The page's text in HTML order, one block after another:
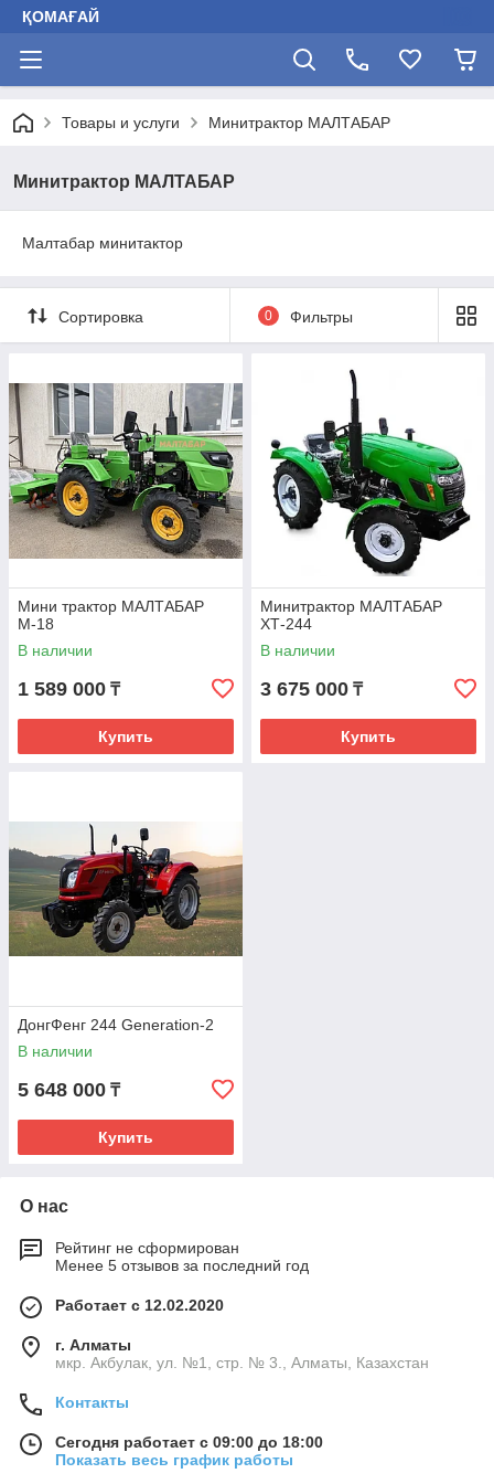
ҚОМАҒАЙ
Товары и услуги Минитрактор МАЛТАБАР
Минитрактор МАЛТАБАР
Малтабар минитактор
Сортировка 0 Фильтры
Мини трактор МАЛТАБАР
М-18
В наличии
1 589 000 ₸
Купить
Минитрактор МАЛТАБАР
ХТ-244
В наличии
3 675 000 ₸
Купить
ДонгФенг 244 Generation-2
В наличии
5 648 000 ₸
Купить
О нас
Рейтинг не сформирован
Менее 5 отзывов за последний год
Работает с 12.02.2020
г. Алматы
мкр. Акбулак, ул. №1, стр. № 3., Алматы, Казахстан
Контакты
Сегодня работает с 09:00 до 18:00
Показать весь график работы